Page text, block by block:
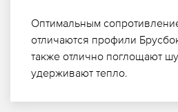
Оптимальным
отличаются профили
также отлично поглощают
удерживают тепло.